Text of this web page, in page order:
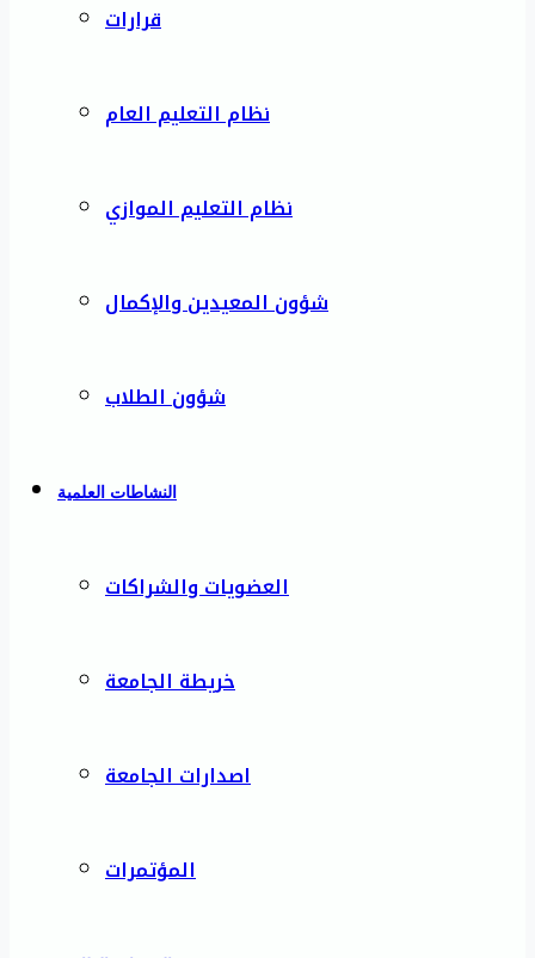
قرارات
نظام التعليم العام
نظام التعليم الموازي
شؤون المعيدين والإكمال
شؤون الطلاب
النشاطات العلمية
العضويات والشراكات
خريطة الجامعة
اصدارات الجامعة
المؤتمرات